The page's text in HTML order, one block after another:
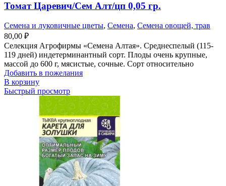
Томат Царевич/Сем Алт/цп 0,05 гр.
Семена и луковичные цветы, Семена, Семена овощей, трав
80,00 ₽
Селекция Агрофирмы «Семена Алтая». Среднеспелый (115-
119 дней) индетерминантный сорт. Плоды очень крупные,
массой до 600 г, мясистые, сочные. Сорт относительно
Добавить в пожелания
В корзину
Быстрый просмотр